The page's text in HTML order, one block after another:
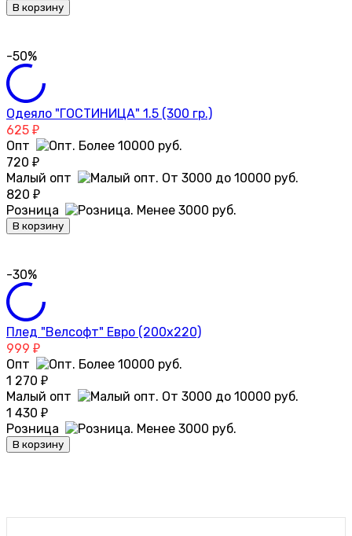
В корзину
-50%
Одеяло "ГОСТИНИЦА" 1.5 (300 гр.)
625 ₽
Опт
720 ₽
Малый опт
820 ₽
Розница
В корзину
-30%
Плед "Велсофт" Евро (200х220)
999 ₽
Опт
1 270 ₽
Малый опт
1 430 ₽
Розница
В корзину